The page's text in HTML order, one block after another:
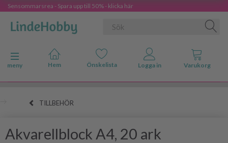
Sensommarsrea - Spara upp till 50% - klicka här
Ändra navigering
meny
TILLBEHÖR
Akvarellblock A4, 20 ark